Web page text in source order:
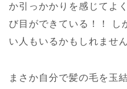
か引っかかりを感じてよ
び目ができている！！
し
い人もいるかもしれません
まさか自分で髪の毛を玉